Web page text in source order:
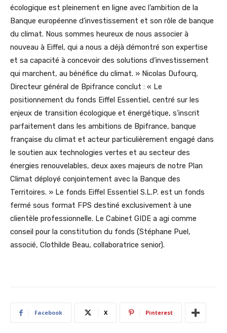
écologique est pleinement en ligne avec l’ambition de la
Banque européenne d’investissement et son rôle de banque
du climat. Nous sommes heureux de nous associer à
nouveau à Eiffel, qui a nous a déjà démontré son expertise
et sa capacité à concevoir des solutions d’investissement
qui marchent, au bénéfice du climat. » Nicolas Dufourq,
Directeur général de Bpifrance conclut : « Le
positionnement du fonds Eiffel Essentiel, centré sur les
enjeux de transition écologique et énergétique, s’inscrit
parfaitement dans les ambitions de Bpifrance, banque
française du climat et acteur particulièrement engagé dans
le soutien aux technologies vertes et au secteur des
énergies renouvelables, deux axes majeurs de notre Plan
Climat déployé conjointement avec la Banque des
Territoires. » Le fonds Eiffel Essentiel S.L.P. est un fonds
fermé sous format FPS destiné exclusivement à une
clientèle professionnelle. Le Cabinet GIDE a agi comme
conseil pour la constitution du fonds (Stéphane Puel,
associé, Clothilde Beau, collaboratrice senior).
Facebook X Pinterest